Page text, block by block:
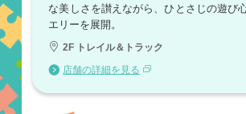
な美しさを讃えながら、ひとさじの遊び
エリーを展開。
2F トレイル＆トラック
店舗の詳細を見る